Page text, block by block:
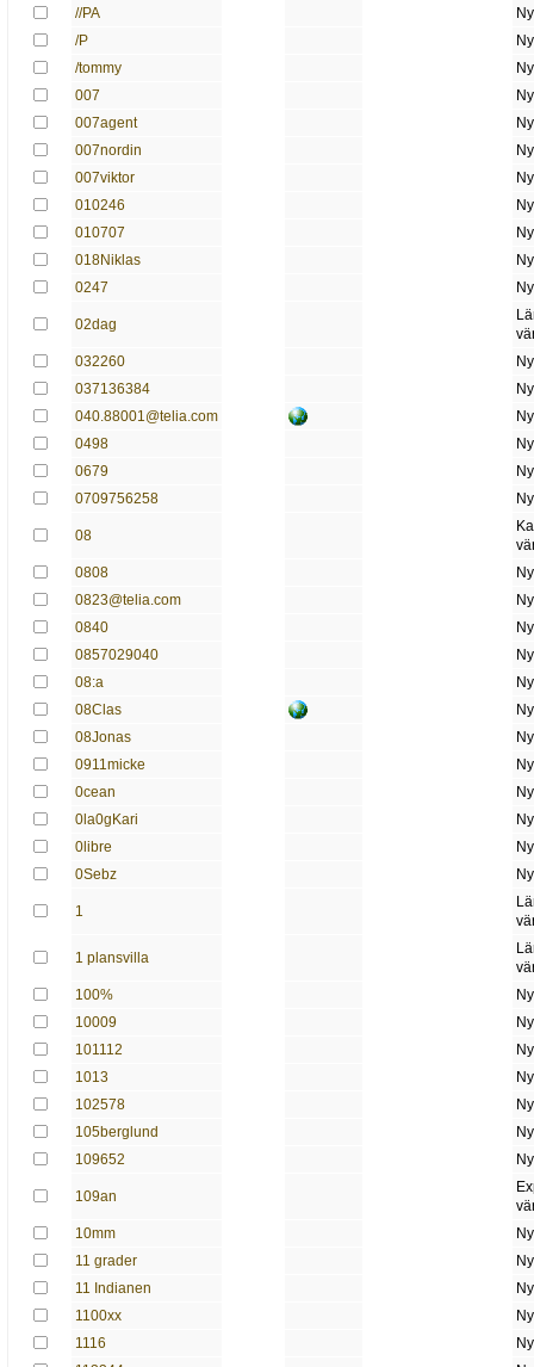
//PA
/P
/tommy
007
007agent
007nordin
007viktor
010246
010707
018Niklas
0247
02dag
032260
037136384
040.88001@telia.com
0498
0679
0709756258
08
0808
0823@telia.com
0840
0857029040
08:a
08Clas
08Jonas
0911micke
0cean
0la0gKari
0libre
0Sebz
1
1 plansvilla
100%
10009
101112
1013
102578
105berglund
109652
109an
10mm
11 grader
11 Indianen
1100xx
1116